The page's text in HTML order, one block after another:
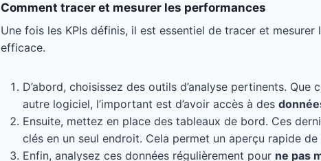
Comment tracer et mesurer les performances
Une fois les KPIs définis, il est essentiel de tracer et
efficace.
D’abord, choisissez des outils d’analyse pertinents. Que
autre logiciel, l’important est d’avoir accès à des
Ensuite, mettez en place des tableaux de bord. Ces
clés en un seul endroit. Cela permet un aperçu rapide de
Enfin, analysez ces données régulièrement pour ne pas